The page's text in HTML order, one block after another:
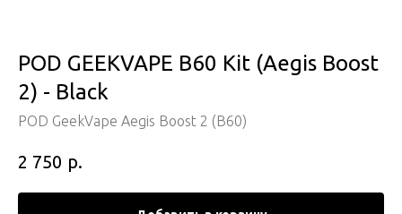
POD GEEKVAPE B60 Kit (Aegis Boost
2) - Black
POD GeekVape Aegis Boost 2 (B60)
2 750 р.